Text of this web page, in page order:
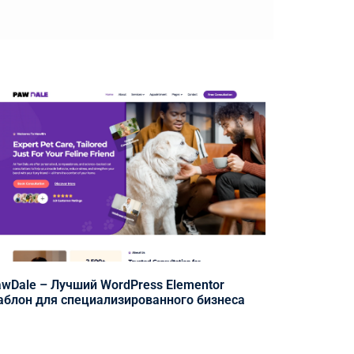
– Лучший WordPress Elementor
для специализированного бизнеса